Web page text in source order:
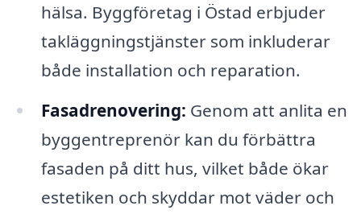
hälsa. Byggföretag i Östad erbjuder
takläggningstjänster som inkluderar
både installation och reparation.
Fasadrenovering: Genom att anlita en
byggentreprenör kan du förbättra
fasaden på ditt hus, vilket både ökar
estetiken och skyddar mot väder och